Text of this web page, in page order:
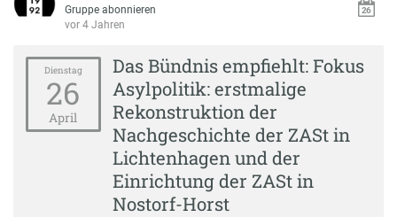
Gruppe abonnieren
vor 4 Jahren
Dienstag
26
April
Das Bündnis empfiehlt: Fokus
Asylpolitik: erstmalige
Rekonstruktion der
Nachgeschichte der ZASt in
Lichtenhagen und der
Einrichtung der ZASt in
Nostorf-Horst